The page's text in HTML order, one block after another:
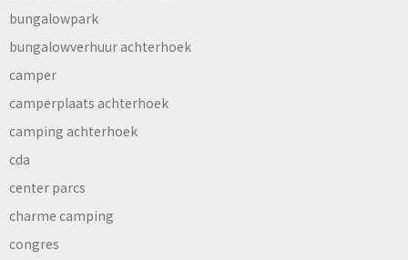
bungalowpark
bungalowverhuur achterhoek
camper
camperplaats achterhoek
camping achterhoek
cda
center parcs
charme camping
congres